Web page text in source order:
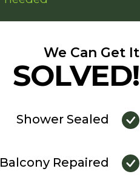
We Can Get It
SOLVED!
Shower Sealed
Balcony Repaired